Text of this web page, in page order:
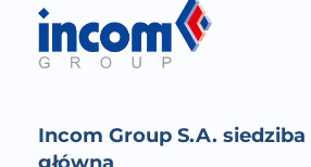
Incom Group S.A. siedziba